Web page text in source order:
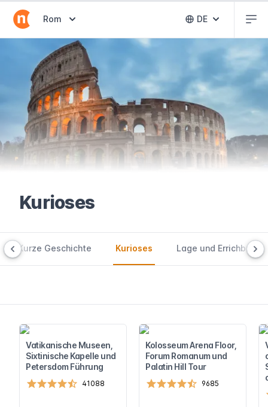
Abrir selector de destinos
Rom Abrir selector
DE
Kurioses
Kurze Geschichte Kurioses Lage und
Vatikanische Museen,
Sixtinische Kapelle und
Petersdom Führung
41088
Kolosseum Arena Floor,
Forum Romanum und
Palatin Hill Tour
9685